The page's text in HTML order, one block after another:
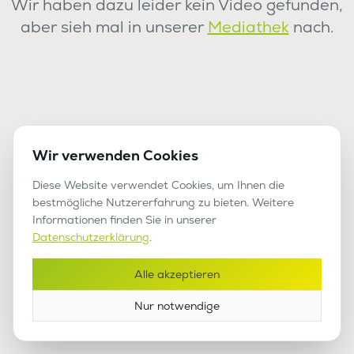
Wir haben dazu leider kein Video gefunden,
aber sieh mal in unserer Mediathek nach.
Wir verwenden Cookies
Diese Website verwendet Cookies, um Ihnen die
bestmögliche Nutzererfahrung zu bieten. Weitere
Informationen finden Sie in unserer
Datenschutzerklärung.
Alle akzeptieren
Nur notwendige